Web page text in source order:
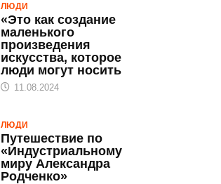
ЛЮДИ
«Это как создание
маленького
произведения
искусства, которое
люди могут носить
11.08.2024
ЛЮДИ
Путешествие по
«Индустриальному
миру Александра
Родченко»